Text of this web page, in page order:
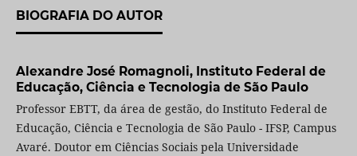
BIOGRAFIA DO AUTOR
Alexandre José Romagnoli, Instituto Federal de
Educação, Ciência e Tecnologia de São Paulo
Professor EBTT, da área de gestão, do Instituto Federal de
Educação, Ciência e Tecnologia de São Paulo - IFSP, Campus
Avaré. Doutor em Ciências Sociais pela Universidade